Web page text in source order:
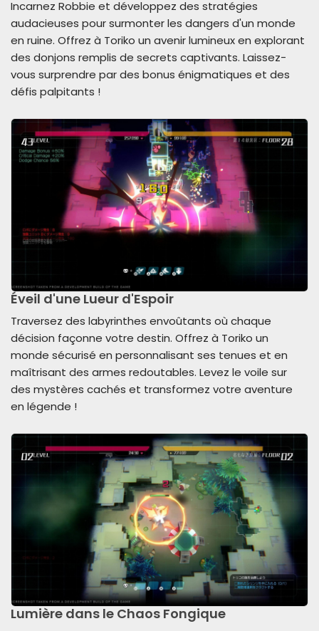
Incarnez Robbie et développez des stratégies
audacieuses pour surmonter les dangers d'un monde
en ruine. Offrez à Toriko un avenir lumineux en explorant
des donjons remplis de secrets captivants. Laissez-
vous surprendre par des bonus énigmatiques et des
défis palpitants !
Éveil d'une Lueur d'Espoir
Traversez des labyrinthes envoûtants où chaque
décision façonne votre destin. Offrez à Toriko un
monde sécurisé en personnalisant ses tenues et en
maîtrisant des armes redoutables. Levez le voile sur
des mystères cachés et transformez votre aventure
en légende !
Lumière dans le Chaos Fongique